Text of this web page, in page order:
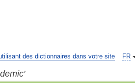
FR
des dictionnaires dans votre site